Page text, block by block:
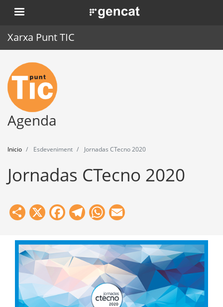
Pasar
al
. Obre en una nova finestra.
Xarxa Punt TIC
Inicio
Punt TIC
Actualidad
Herramientas
Agenda
Inicio Esdeveniment Jornadas CTecno 2020
Jornadas CTecno 2020
Share
X Facebook
Telegram
WhatsApp